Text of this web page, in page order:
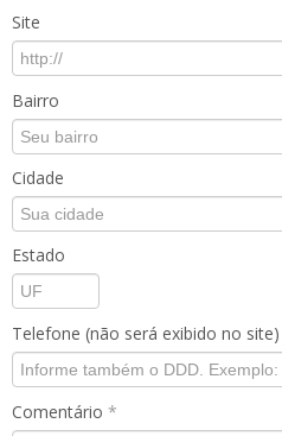
Site
Bairro
Cidade
Estado
Telefone (não será exibido no site)
Comentário *